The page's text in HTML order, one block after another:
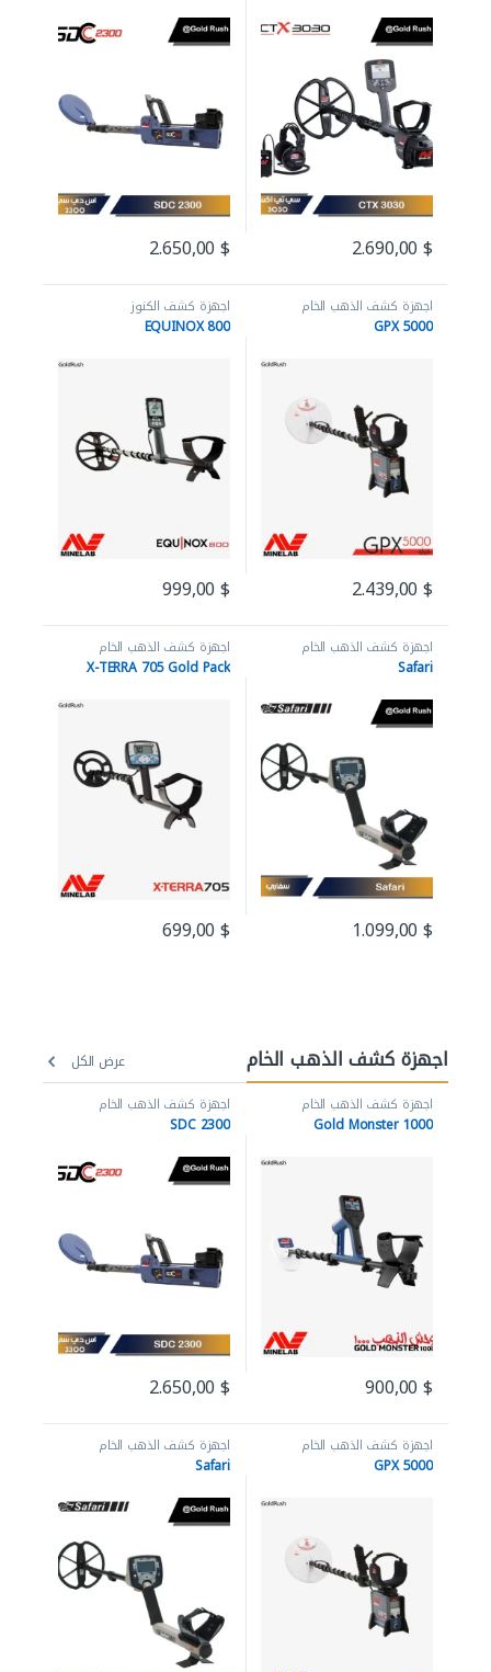
2.690,00$
2.650,00$
اجهزة كشف الذهب الخام
GPX 5000
2.439,00$
اجهزة كشف الكنوز
EQUINOX 800
999,00$
اجهزة كشف الذهب الخام
Safari
1.099,00$
اجهزة كشف الذهب الخام
X-TERRA 705 Gold Pack
699,00$
اجهزة كشف الذهب الخام عرض الكل
اجهزة كشف الذهب الخام
Gold Monster 1000
900,00$
اجهزة كشف الذهب الخام
SDC 2300
2.650,00$
اجهزة كشف الذهب الخام
GPX 5000
اجهزة كشف الذهب الخام
Safari